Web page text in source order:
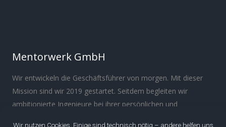
Mentorwerk GmbH
Wir entwickeln die Geschäftsführer von morgen. Mit dieser
Mission sind wir 2019 gestartet. Seitdem begleiten wir
ambitionierte Ingenieure bei ihrer persönlichen und